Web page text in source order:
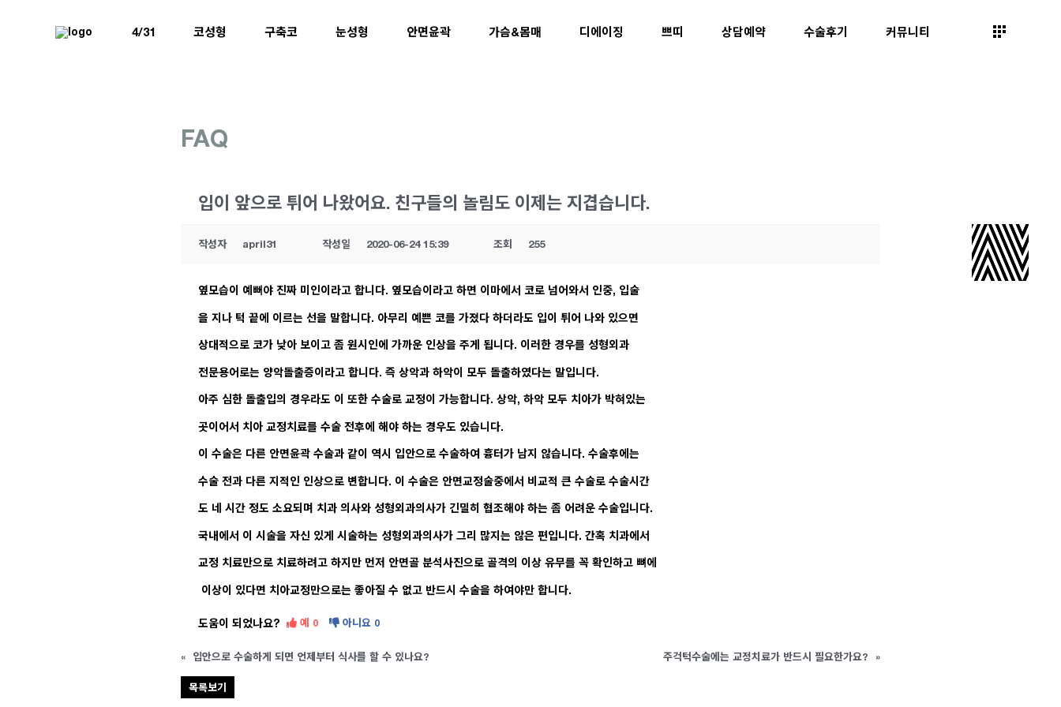
4/31 코성형 구축코 눈성형 안면윤곽 가슴&몸매 디에이징 쁘띠 상담예약 수술후기 커뮤니티
FAQ
입이 앞으로 튀어 나왔어요. 친구들의 놀림도 이제는 지겹습니다.
작성자 april31 작성일 2020-06-24 15:39 조회 255
옆모습이 예뻐야 진짜 미인이라고 합니다. 옆모습이라고 하면 이마에서 코로 넘어와서 인중, 입술
을 지나 턱 끝에 이르는 선을 말합니다. 아무리 예쁜 코를 가졌다 하더라도 입이 튀어 나와 있으면
상대적으로 코가 낮아 보이고 좀 원시인에 가까운 인상을 주게 됩니다. 이러한 경우를 성형외과
전문용어로는 양악돌출증이라고 합니다. 즉 상악과 하악이 모두 돌출하였다는 말입니다.
아주 심한 돌출입의 경우라도 이 또한 수술로 교정이 가능합니다. 상악, 하악 모두 치아가 박혀있는
곳이어서 치아 교정치료를 수술 전후에 해야 하는 경우도 있습니다.
이 수술은 다른 안면윤곽 수술과 같이 역시 입안으로 수술하여 흉터가 남지 않습니다. 수술후에는
수술 전과 다른 지적인 인상으로 변합니다. 이 수술은 안면교정술중에서 비교적 큰 수술로 수술시간
도 네 시간 정도 소요되며 치과 의사와 성형외과의사가 긴밀히 협조해야 하는 좀 어려운 수술입니다.
국내에서 이 시술을 자신 있게 시술하는 성형외과의사가 그리 많지는 않은 편입니다. 간혹 치과에서
교정 치료만으로 치료하려고 하지만 먼저 안면골 분석사진으로 골격의 이상 유무를 꼭 확인하고 뼈에
이상이 있다면 치아교정만으로는 좋아질 수 없고 반드시 수술을 하여야만 합니다.
도움이 되었나요? 예 0 아니요 0
« 입안으로 수술하게 되면 언제부터 식사를 할 수 있나요? 주걱턱수술에는 교정치료가 반드시 필요한가요? »
목록보기